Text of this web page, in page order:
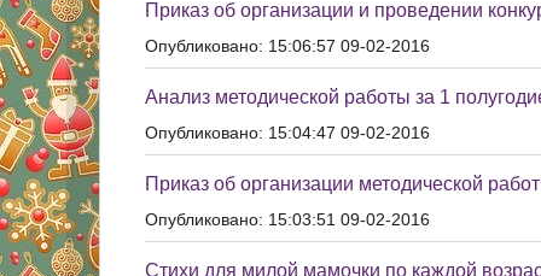
Приказ об организации и проведении
Опубликовано: 15:06:57 09-02-2016
Анализ методической работы за 1
Опубликовано: 15:04:47 09-02-2016
Приказ об организации методической
Опубликовано: 15:03:51 09-02-2016
Стихи для милой мамочки по каждой